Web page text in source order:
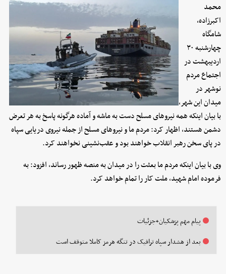
محمد
اکبرزاده،
شامگاه
چهارشنبه ۳۰
اردیبهشت در
اجتماع مردم
نوشهر در
میدان این شهر،
با بیان اینکه همه نیروهای مسلح دست به ماشه و آماده هرگونه پاسخ به هر تعرض
دشمن هستند، اظهار کرد: مردم ما و نیروهای مسلح از جمله نیروی دریایی سپاه
در پای سخن رهبر انقلاب خواهند بود و عقب‌نشینی نخواهند کرد.
وی با بیان اینکه مردم ما بعثت را در میدان به منصه ظهور رساند، افزود: به
فرموده امام شهید، ملت کار را تمام خواهد کرد.
پیام مهم پزشکیان+جزئیات
بعد از هشدار سپاه ترافیک در تنگه هرمز کاملا متوقف است